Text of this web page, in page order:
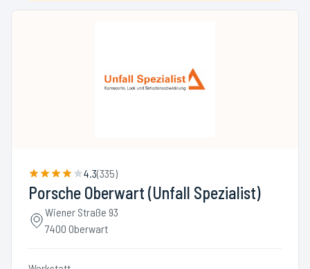
4.3(335)
Porsche Oberwart (Unfall Spezialist)
Wiener Straße 93
7400 Oberwart